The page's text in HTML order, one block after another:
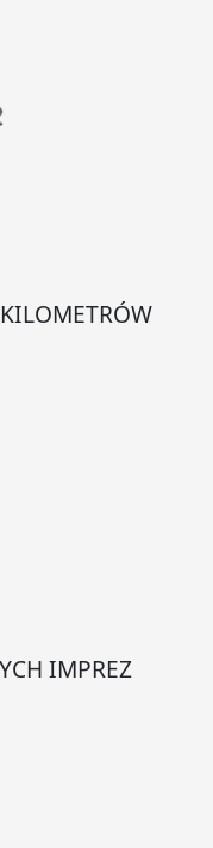
IMPREZ